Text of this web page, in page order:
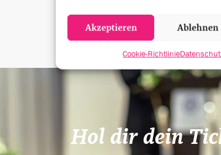
Akzeptieren Ablehnen
Cookie-Richtlinie
Hol dir dein